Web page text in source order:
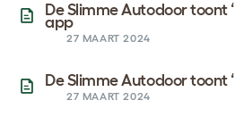
De Slimme Autodoor toont
app
27 MAART 2024
De Slimme Autodoor toont
27 MAART 2024